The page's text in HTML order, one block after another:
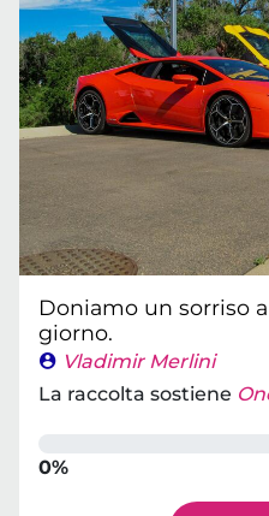
Doniamo un sorriso
giorno.
Vladimir Merlini
La raccolta sostiene
0%